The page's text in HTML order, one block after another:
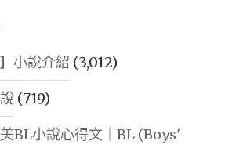
小說介紹 (3,012)
(719)
美BL小說心得文｜BL (Boys'